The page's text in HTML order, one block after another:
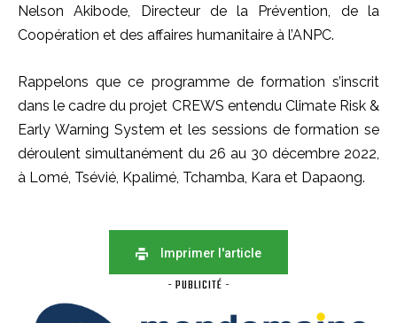
Nelson Akibode, Directeur de la Prévention, de la
Coopération et des affaires humanitaire à l’ANPC.
Rappelons que ce programme de formation s’inscrit
dans le cadre du projet CREWS entendu Climate Risk &
Early Warning System et les sessions de formation se
déroulent simultanément du 26 au 30 décembre 2022,
à Lomé, Tsévié, Kpalimé, Tchamba, Kara et Dapaong.
Imprimer l'article
- PUBLICITÉ -